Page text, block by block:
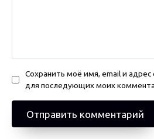
Сохранить моё имя, email и адрес
для последующих моих